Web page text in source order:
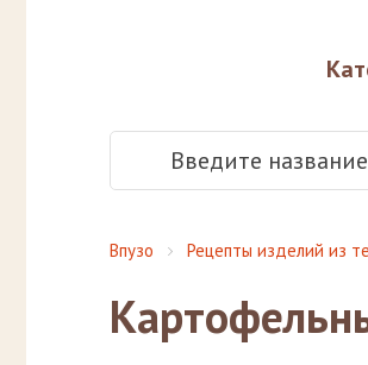
Впузо Рецепты изделий из